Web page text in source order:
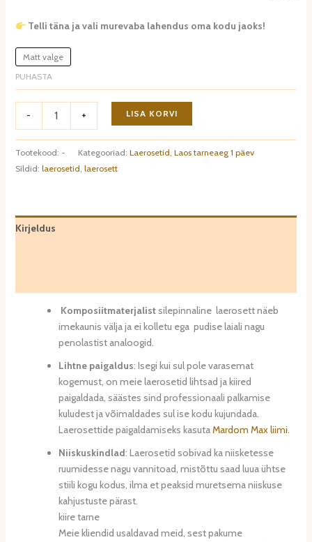
Telli täna ja vali murevaba lahendus oma kodu jaoks!
Matt valge
PUHASTA
-
laos
olemas
+ LISA KORVI
Tootekood: - Kategooriad: Laerosetid, Laos tarneaeg 1 päev
Sildid: laerosetid, laerosett
Kirjeldus
Komposiitmaterjalistsilepinnaline laerosett näeb
imekaunis välja ja ei kolletu ega pudise laiali nagu
penolastist analoogid.
Lihtne paigaldus: Isegi kui sul pole varasemat
kogemust, on meie laerosetid lihtsad ja kiired
paigaldada, säästes sind professionaali palkamise
kuludest ja võimaldades sul ise kodu kujundada.
Laerosettide paigaldamiseks kasutaMardom Max liimi.
Niiskuskindlad: Laerosetid sobivad ka niisketesse
ruumidesse nagu vannitoad, mistõttu saad luua ühtse
stiili kogu kodus, ilma et peaksid muretsema niiskuse
kahjustuste pärast.
kiire tarne
Meie kliendid usaldavad meid, sest pakume